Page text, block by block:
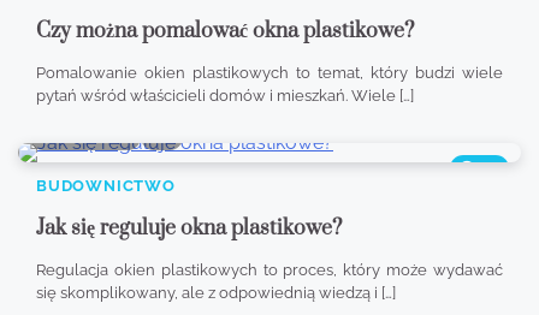
Czy można pomalować okna plastikowe?
Pomalowanie okien plastikowych to temat, który budzi wiele
pytań wśród właścicieli domów i mieszkań. Wiele […]
374
BUDOWNICTWO
Jak się reguluje okna plastikowe?
Regulacja okien plastikowych to proces, który może wydawać
się skomplikowany, ale z odpowiednią wiedzą i […]